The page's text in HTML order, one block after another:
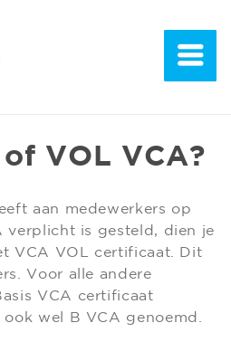
of VOL VCA?
aan medewerkers op
verplicht is gesteld, dien je
VCA VOL certificaat. Dit
Voor alle andere
VCA certificaat
wel B VCA genoemd.